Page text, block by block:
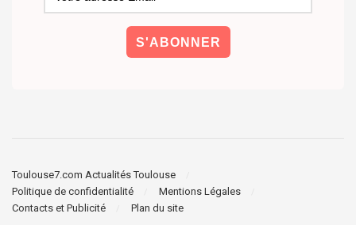
Toulouse7.com Actualités Toulouse
Politique de confidentialité
Mentions Légales
Contacts et Publicité
Plan du site